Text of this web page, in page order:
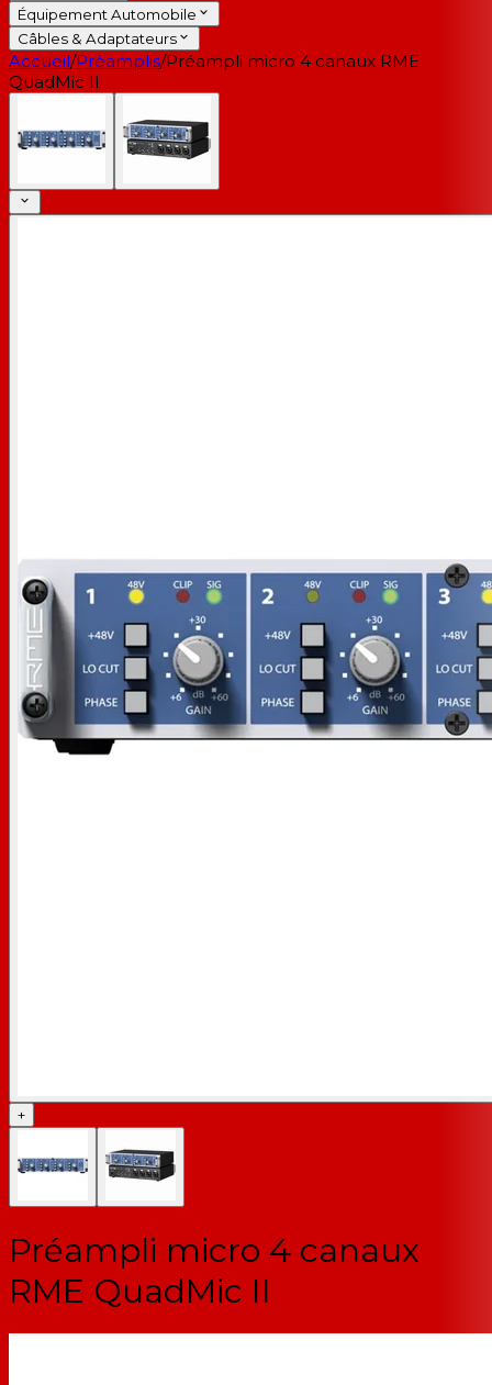
Équipement Automobile
Câbles & Adaptateurs
Accueil/Préamplis/Préampli micro 4 canaux RME
QuadMic II
+
Préampli micro 4 canaux
RME QuadMic II